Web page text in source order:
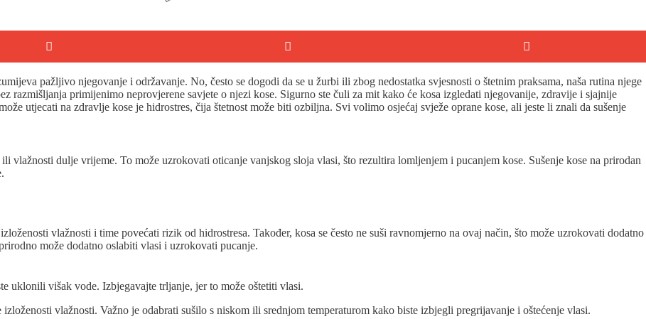
pažljivo njegovanje i održavanje. No, često se dogodi da se u žurbi ili zbog nedostatka svjesnosti o štetnim praksama, naša rutina njege
razmišljanja primijenimo neprovjerene savjete o njezi kose. Sigurno ste čuli za mit kako će kosa izgledati njegovanije, zdravije i sjajnije
utjecati na zdravlje kose je hidrostres, čija štetnost može biti ozbiljna. Svi volimo osjećaj svježe oprane kose, ali jeste li znali da sušenje
vlažnosti dulje vrijeme. To može uzrokovati oticanje vanjskog sloja vlasi, što rezultira lomljenjem i pucanjem kose. Sušenje kose na prirodan
vlažnosti i time povećati rizik od hidrostresa. Također, kosa se često ne suši ravnomjerno na ovaj način, što može uzrokovati dodatno
može dodatno oslabiti vlasi i uzrokovati pucanje.
uklonili višak vode. Izbjegavajte trljanje, jer to može oštetiti vlasi.
vlažnosti. Važno je odabrati sušilo s niskom ili srednjom temperaturom kako biste izbjegli pregrijavanje i oštećenje vlasi.